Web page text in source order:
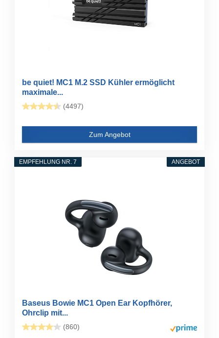
be quiet! MC1 M.2 SSD Kühler ermöglicht
maximale...
(4497)
Zum Angebot
ANGEBOT
EMPFEHLUNG NR. 7
Baseus Bowie MC1 Open Ear Kopfhörer,
Ohrclip mit...
(860)